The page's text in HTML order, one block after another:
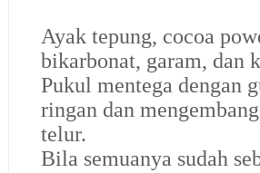
Ayak tepung, cocoa
bikarbonat, garam, dan
Pukul mentega dengan
ringan dan
telur.
Bila semuanya sudah